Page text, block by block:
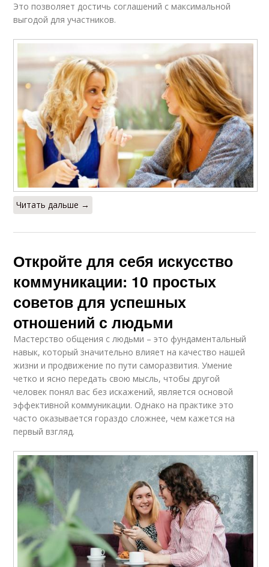
Это позволяет достичь соглашений с максимальной
выгодой для участников.
Читать дальше →
Откройте для себя искусство
коммуникации: 10 простых
советов для успешных
отношений с людьми
Мастерство общения с людьми – это фундаментальный
навык, который значительно влияет на качество нашей
жизни и продвижение по пути саморазвития. Умение
четко и ясно передать свою мысль, чтобы другой
человек понял вас без искажений, является основой
эффективной коммуникации. Однако на практике это
часто оказывается гораздо сложнее, чем кажется на
первый взгляд.